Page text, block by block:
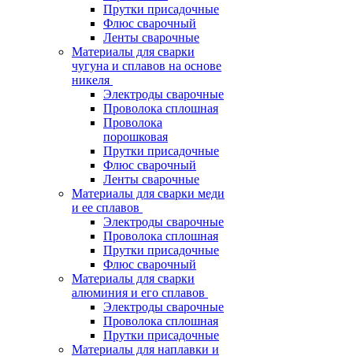
Прутки присадочные
Флюс сварочный
Ленты сварочные
Материалы для сварки
чугуна и сплавов на основе
никеля
Электроды сварочные
Проволока сплошная
Проволока
порошковая
Прутки присадочные
Флюс сварочный
Ленты сварочные
Материалы для сварки меди
и ее сплавов
Электроды сварочные
Проволока сплошная
Прутки присадочные
Флюс сварочный
Материалы для сварки
алюминия и его сплавов
Электроды сварочные
Проволока сплошная
Прутки присадочные
Материалы для наплавки и